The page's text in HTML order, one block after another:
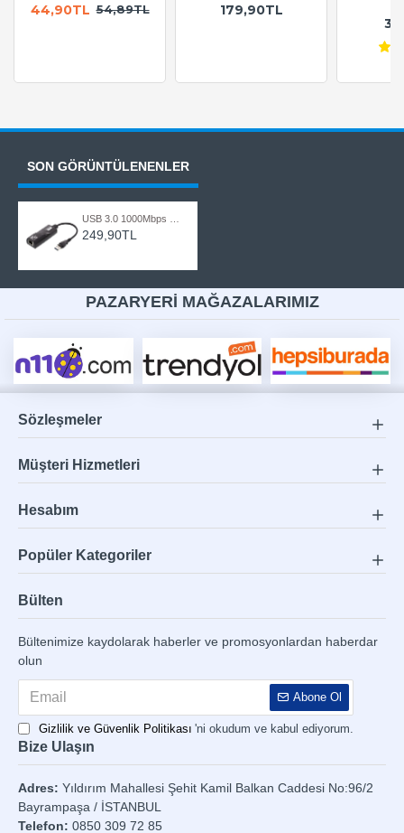
44,90TL 54,89TL 179,90TL
SON GÖRÜNTÜLENENLER
249,90TL
PAZARYERİ MAĞAZALARIMIZ
Sözleşmeler
Müşteri Hizmetleri
Hesabım
Popüler Kategoriler
Bülten
Bültenimize kaydolarak haberler ve promosyonlardan haberdar
olun
Abone Ol
Gizlilik ve Güvenlik Politikası 'ni okudum ve kabul ediyorum.
Bize Ulaşın
Adres: Yıldırım Mahallesi Şehit Kamil Balkan Caddesi No:96/2
Bayrampaşa / İSTANBUL
Telefon: 0850 309 72 85